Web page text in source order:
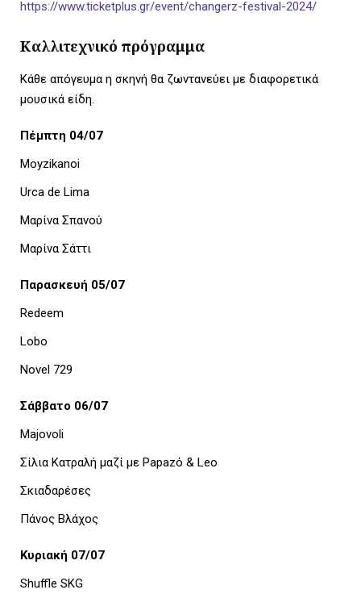
U
https://www.ticketplus.gr/event/changerz-festival-2024/
Καλλιτεχνικό πρόγραμμα
Κάθε απόγευμα η σκηνή θα ζωντανεύει με διαφορετικά
μουσικά είδη.
Πέμπτη 04/07
Moyzikanoi
Urca de Lima
Μαρίνα Σπανού
Μαρίνα Σάττι
Παρασκευή 05/07
Redeem
Lobo
Novel 729
Σάββατο 06/07
Majovoli
Σίλια Κατραλή μαζί με Papazό & Leo
Σκιαδαρέσες
Πάνος Βλάχος
Κυριακή 07/07
Shuffle SKG